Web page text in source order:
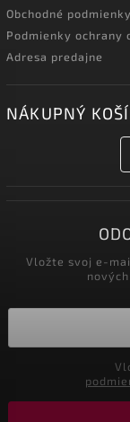
Obchodné podmienky
Podmienky ochrany
Adresa predajne
NÁKUPNÝ
Vložte svoj e-